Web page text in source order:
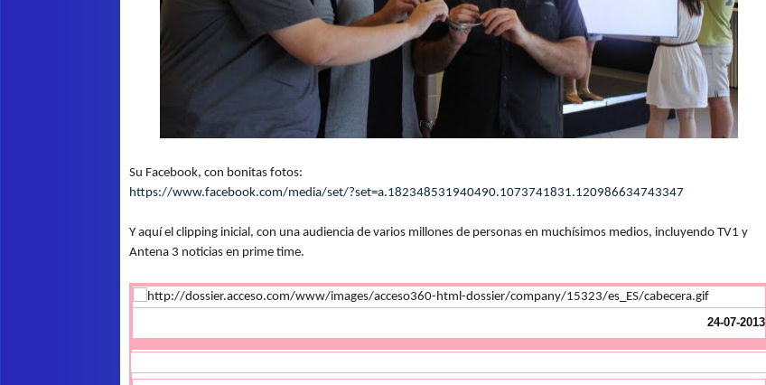
Su Facebook, con bonitas fotos:
https://www.facebook.com/media/set/?set=a.182348531940490.1073741831.120986634743347
Y aquí el clipping inicial, con una audiencia de varios millones de personas en muchísimos medios, incluyendo TV1 y
Antena 3 noticias en prime time.
24-07-2013